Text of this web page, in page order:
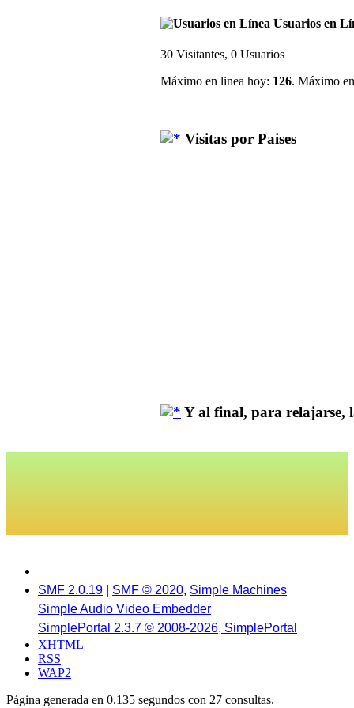
Usuarios en
30 Visitantes, 0 Usuarios
Máximo en linea hoy: 126. Máximo
Visitas por Paises
Y al final, para relajarse,
SMF 2.0.19 SMF © 2020, Simple Machines
Simple Audio Video Embedder
SimplePortal 2.3.7 © 2008-2026, SimplePortal
XHTML
RSS
WAP2
Página generada en 0.135 segundos con 27 consultas.